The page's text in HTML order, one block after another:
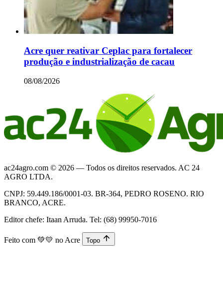
Acre quer reativar Ceplac para fortalecer
produção e industrialização de cacau
08/08/2026
ac24agro.com © 2026 — Todos os direitos reservados. AC 24
AGRO LTDA.
CNPJ: 59.449.186/0001-03. BR-364, PEDRO ROSENO. RIO
BRANCO, ACRE.
Editor chefe: Itaan Arruda. Tel: (68) 99950-7016
Feito com 💚💛 no Acre Topo